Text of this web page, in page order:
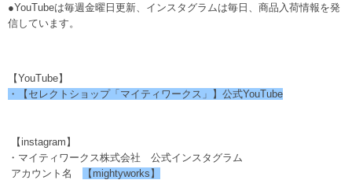
●YouTubeは毎週金曜日更新、インスタグラムは毎日、商品入荷情報を発
信しています。
【YouTube】
・【セレクトショップ「マイティワークス」】公式YouTube
【instagram】
・マイティワークス株式会社 公式インスタグラム
アカウント名
【mightyworks】